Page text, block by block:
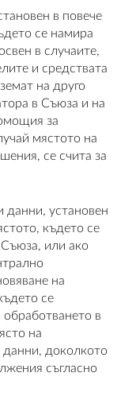
в повече
се намира
в случаите,
и средствата
на друго
в Съюза и на
за
мястото на
се счита за
установен
където се
или ако
на
се
в
на
доколкото
съгласно